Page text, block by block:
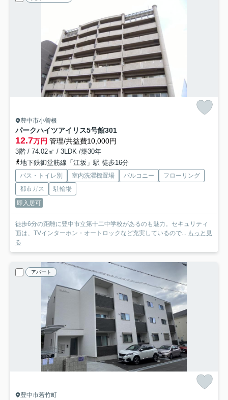
豊中市小曽根
パークハイツアイリス5号館301
12.7万円 管理/共益費10,000円
3階 / 74.02㎡ / 3LDK /築30年
地下鉄御堂筋線「江坂」駅 徒歩16分
バス・トイレ別 室内洗濯機置場 バルコニー
フローリング
都市ガス
駐輪場
即入居可
徒歩6分の距離に豊中市立第十二中学校があるのも魅力。セキュリティ
面は、TVインターホン・オートロックなど充実しているので... もっと見
る
アパート
豊中市若竹町